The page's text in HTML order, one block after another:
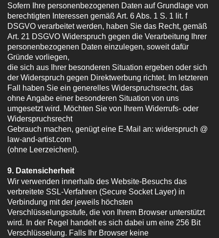
Sofern Ihre personenbezogenen Daten auf Grundlage von
berechtigten Interessen gemäß Art. 6 Abs. 1 S. 1 lit. f
DSGVO verarbeitet werden, haben Sie das Recht, gemäß
Art. 21 DSGVO Widerspruch gegen die Verarbeitung Ihrer
personenbezogenen Daten einzulegen, soweit dafür
Gründe vorliegen,
die sich aus Ihrer besonderen Situation ergeben oder sich
der Widerspruch gegen Direktwerbung richtet. Im letzteren
Fall haben Sie ein generelles Widerspruchsrecht, das
ohne Angabe einer besonderen Situation von uns
umgesetzt wird. Möchten Sie von Ihrem Widerrufs- oder
Widerspruchsrecht
Gebrauch machen, genügt eine E-Mail an: widerspruch @
law-and-artist.com
(ohne Leerzeichen!).
9. Datensicherheit
Wir verwenden innerhalb des Website-Besuchs das
verbreitete SSL-Verfahren (Secure Socket Layer) in
Verbindung mit der jeweils höchsten
Verschlüsselungsstufe, die von Ihrem Browser unterstützt
wird. In der Regel handelt es sich dabei um eine 256 Bit
Verschlüsselung. Falls Ihr Browser keine